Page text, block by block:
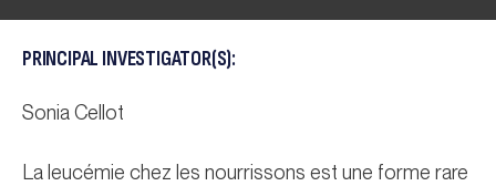
PRINCIPAL INVESTIGATOR(S):
Sonia Cellot
La leucémie chez les nourrissons est une forme rare